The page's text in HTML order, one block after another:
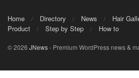
Home Directory News Hair
Product
Step by Step How to
© 2026 JNews- Premium WordPress news &